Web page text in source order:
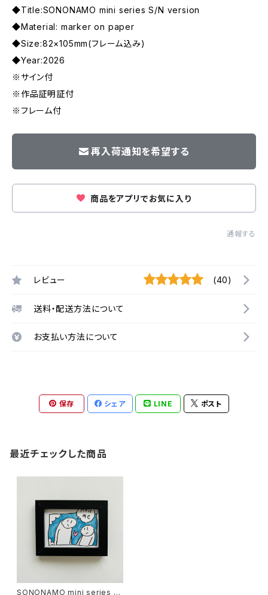
◆Title:SONONAMO mini series S/N version
◆Material: marker on paper
◆Size:82×105mm(フレーム込み)
◆Year:2026
※サイン付
※作品証明証付
※フレーム付
再入荷通知を希望する
商品をアプリでお気に入り
通報する
レビュー (40)
送料・配送方法について
お支払い方法について
保存 シェア LINE ポスト
最近チェックした商品
SONONAMO mini series S/